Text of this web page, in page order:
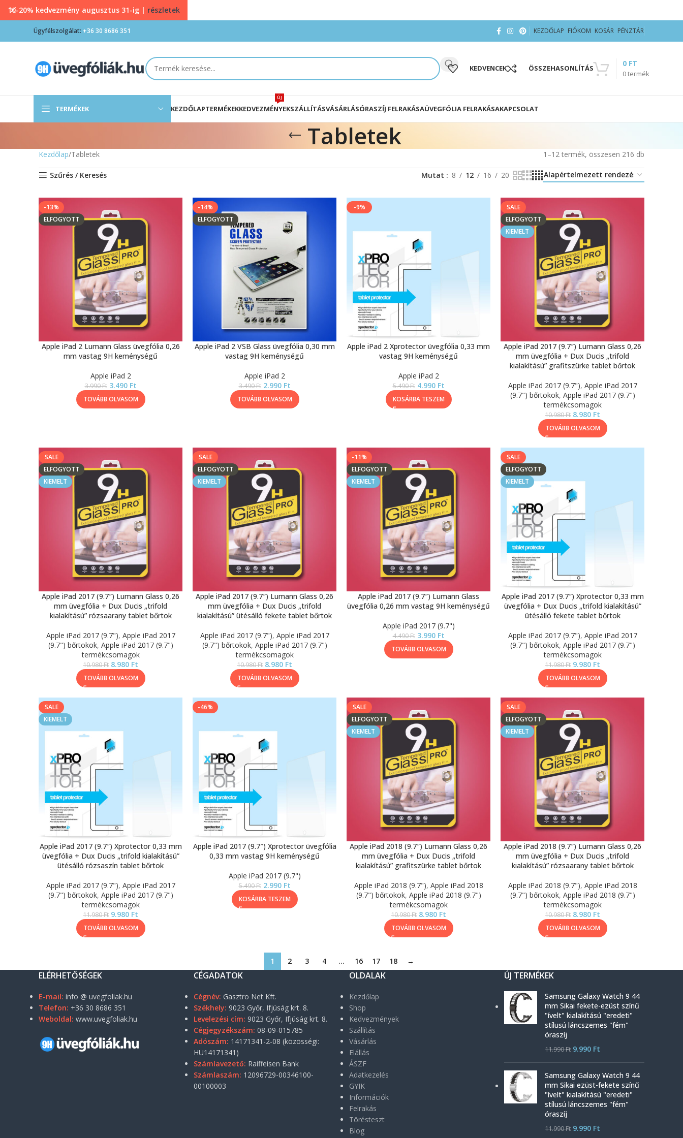
Ügyfélszolgálat: +36 30 8686 351 KEZDŐLAP FIÓKOM KOSÁR PÉNZTÁR
KEDVENCEK ÖSSZEHASONLÍTÁS
0termék
0 FT
TERMÉKEK KEZDŐLAPTERMÉKEKKEDVEZMÉNYEK
ÚJ
SZÁLLÍTÁSVÁSÁRLÁSÓRASZÍJ FELRAKÁSAÜVEGFÓLIA FELRAKÁSAKAPCSOLAT
Tabletek
Kezdőlap Tabletek 1–12 termék, összesen 216 db
Szűrés / Keresés Mutat 8 12 16 20
-13%
ELFOGYOTT
Apple iPad 2 Lumann Glass üvegfólia 0,26
mm vastag 9H keménységű
Apple iPad 2
3.990Ft 3.490 Ft
TOVÁBB OLVASOM
-14%
ELFOGYOTT
Apple iPad 2 VSB Glass üvegfólia 0,30 mm
vastag 9H keménységű
Apple iPad 2
3.490Ft 2.990 Ft
TOVÁBB OLVASOM
-9%
Apple iPad 2 Xprotector üvegfólia 0,33 mm
vastag 9H keménységű
Apple iPad 2
5.490Ft 4.990 Ft
KOSÁRBA TESZEM
SALE
ELFOGYOTT
KIEMELT
Apple iPad 2017 (9.7″) Lumann Glass 0,26
mm üvegfólia + Dux Ducis „trifold
kialakítású” grafitszürke tablet bőrtok
Apple iPad 2017 (9.7"), Apple iPad 2017
(9.7") bőrtokok, Apple iPad 2017 (9.7")
termékcsomagok
10.980Ft 8.980 Ft
TOVÁBB OLVASOM
SALE
ELFOGYOTT
KIEMELT
Apple iPad 2017 (9.7″) Lumann Glass 0,26
mm üvegfólia + Dux Ducis „trifold
kialakítású” rózsaarany tablet bőrtok
Apple iPad 2017 (9.7"), Apple iPad 2017
(9.7") bőrtokok, Apple iPad 2017 (9.7")
termékcsomagok
10.980Ft 8.980 Ft
TOVÁBB OLVASOM
SALE
ELFOGYOTT
KIEMELT
Apple iPad 2017 (9.7″) Lumann Glass 0,26
mm üvegfólia + Dux Ducis „trifold
kialakítású” ütésálló fekete tablet bőrtok
Apple iPad 2017 (9.7"), Apple iPad 2017
(9.7") bőrtokok, Apple iPad 2017 (9.7")
termékcsomagok
10.980Ft 8.980 Ft
TOVÁBB OLVASOM
-11%
ELFOGYOTT
KIEMELT
Apple iPad 2017 (9.7″) Lumann Glass
üvegfólia 0,26 mm vastag 9H keménységű
Apple iPad 2017 (9.7")
4.490Ft 3.990 Ft
TOVÁBB OLVASOM
SALE
ELFOGYOTT
KIEMELT
Apple iPad 2017 (9.7″) Xprotector 0,33 mm
üvegfólia + Dux Ducis „trifold kialakítású”
ütésálló fekete tablet bőrtok
Apple iPad 2017 (9.7"), Apple iPad 2017
(9.7") bőrtokok, Apple iPad 2017 (9.7")
termékcsomagok
11.980Ft 9.980 Ft
TOVÁBB OLVASOM
SALE
KIEMELT
Apple iPad 2017 (9.7″) Xprotector 0,33 mm
üvegfólia + Dux Ducis „trifold kialakítású”
ütésálló rózsaszín tablet bőrtok
Apple iPad 2017 (9.7"), Apple iPad 2017
(9.7") bőrtokok, Apple iPad 2017 (9.7")
termékcsomagok
11.980Ft 9.980 Ft
TOVÁBB OLVASOM
-46%
Apple iPad 2017 (9.7″) Xprotector üvegfólia
0,33 mm vastag 9H keménységű
Apple iPad 2017 (9.7")
5.490Ft 2.990 Ft
KOSÁRBA TESZEM
SALE
ELFOGYOTT
KIEMELT
Apple iPad 2018 (9.7″) Lumann Glass 0,26
mm üvegfólia + Dux Ducis „trifold
kialakítású” grafitszürke tablet bőrtok
Apple iPad 2018 (9.7"), Apple iPad 2018
(9.7") bőrtokok, Apple iPad 2018 (9.7")
termékcsomagok
10.980Ft 8.980 Ft
TOVÁBB OLVASOM
SALE
ELFOGYOTT
KIEMELT
Apple iPad 2018 (9.7″) Lumann Glass 0,26
mm üvegfólia + Dux Ducis „trifold
kialakítású” rózsaarany tablet bőrtok
Apple iPad 2018 (9.7"), Apple iPad 2018
(9.7") bőrtokok, Apple iPad 2018 (9.7")
termékcsomagok
10.980Ft 8.980 Ft
TOVÁBB OLVASOM
1 2 3 4 … 16 17 18 →
ELÉRHETŐSÉGEK
E-mail: info @ uvegfoliak.hu
Telefon: +36 30 8686 351
Weboldal: www.uvegfoliak.hu
CÉGADATOK
Cégnév: Gasztro Net Kft.
Székhely: 9023 Győr, Ifjúság krt. 8.
Levelezési cím: 9023 Győr, Ifjúság krt. 8.
Cégjegyzékszám: 08-09-015785
Adószám: 14171341-2-08 (közösségi:
HU14171341)
Számlavezető: Raiffeisen Bank
Számlaszám: 12096729-00346100-
00100003
OLDALAK
Kezdőlap
Shop
Kedvezmények
Szállítás
Vásárlás
Elállás
ÁSZF
Adatkezelés
GYIK
Információk
Felrakás
Törésteszt
Blog
ÚJ TERMÉKEK
Samsung Galaxy Watch 9 44
mm Sikai fekete-ezüst színű
"ívelt" kialakítású "eredeti"
stílusú láncszemes "fém"
óraszíj
11.990Ft 9.990 Ft
Samsung Galaxy Watch 9 44
mm Sikai ezüst-fekete színű
"ívelt" kialakítású "eredeti"
stílusú láncszemes "fém"
óraszíj
11.990Ft 9.990 Ft
10-20% kedvezmény augusztus 31-ig | részletek